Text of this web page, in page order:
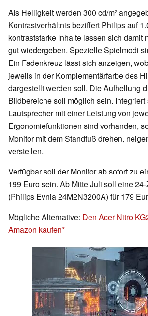
Als Helligkeit werden 300 cd/m²
Kontrastverhältnis beziffert Philips auf
kontraststarke Inhalte lassen sich damit
gut wiedergeben. Spezielle Spielmodi
Ein Fadenkreuz lässt sich anzeigen,
jeweils in der Komplementärfarbe des
dargestellt werden soll. Die Aufhellung
Bildbereiche soll möglich sein. Integriert
Lautsprecher mit einer Leistung von
Ergonomiefunktionen sind vorhanden,
Monitor mit dem Standfuß drehen,
verstellen.
Verfügbar soll der Monitor ab sofort zu
199 Euro sein. Ab Mitte Juli soll eine
(Philips Evnia 24M2N3200A) für 179
Mögliche Alternative: Den Acer Nitro
Amazon kaufen